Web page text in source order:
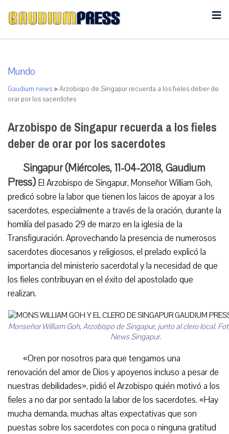
Mundo
Gaudium news >Arzobispo de Singapur recuerda a los fieles deber de
orar por los sacerdotes
Arzobispo de Singapur recuerda a los fieles
deber de orar por los sacerdotes
Singapur (Miércoles, 11-04-2018, Gaudium
Press) El Arzobispo de Singapur, Monseñor William Goh,
predicó sobre la labor que tienen los laicos de apoyar a los
sacerdotes, especialmente a través de la oración, durante la
homilía del pasado 29 de marzo en la iglesia de la
Transfiguración. Aprovechando la presencia de numerosos
sacerdotes diocesanos y religiosos, el prelado explicó la
importancia del ministerio sacerdotal y la necesidad de que
los fieles contribuyan en el éxito del apostolado que
realizan.
Monseñor William Goh, Arzobispo de Singapur, junto al clero local.
News Singapur.
«Oren por nosotros para que tengamos una
renovación del amor de Dios y apoyenos incluso a pesar de
nuestras debilidades», pidió el Arzobispo quién motivó a los
fieles a no dar por sentado la labor de los sacerdotes. «Hay
mucha demanda, muchas altas expectativas que son
puestas sobre los sacerdotes con poca o ninguna gratitud